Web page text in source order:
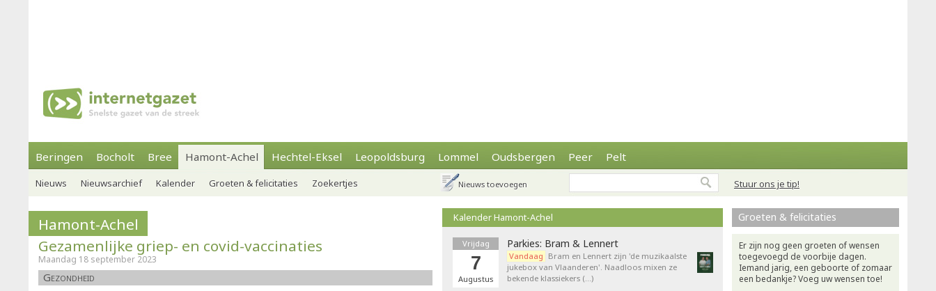
Beringen Bocholt Bree Hamont-Achel Hechtel-Eksel Leopoldsburg Lommel Oudsbergen Peer Pelt
Stuur ons je tip!
Nieuws Nieuwsarchief Kalender Groeten & felicitaties Zoekertjes Nieuws toevoegen
Hamont-Achel
Gezamenlijke griep- en covid-vaccinaties
Maandag 18 september 2023
Gezondheid
Kalender Hamont-Achel
Vrijdag
7
Augustus
Parkies: Bram & Lennert
Vandaag Bram en Lennert zijn 'de muzikaalste
jukebox van Vlaanderen'. Naadloos mixen ze
bekende klassiekers (…)
Groeten & felicitaties
Er zijn nog geen groeten of wensen
toegevoegd de voorbije dagen.
Iemand jarig, een geboorte of zomaar
een bedankje? Voeg uw wensen toe!